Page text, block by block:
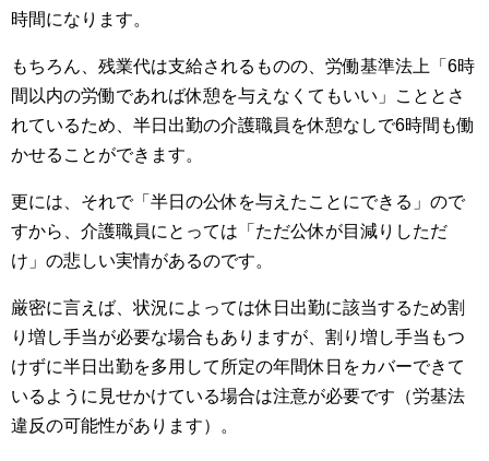
時間になります。
もちろん、残業代は支給されるものの、労働基準法上「6時
間以内の労働であれば休憩を与えなくてもいい」こととさ
れているため、半日出勤の介護職員を休憩なしで6時間も働
かせることができます。
更には、それで「半日の公休を与えたことにできる」ので
すから、介護職員にとっては「ただ公休が目減りしただ
け」の悲しい実情があるのです。
厳密に言えば、状況によっては休日出勤に該当するため割
り増し手当が必要な場合もありますが、割り増し手当もつ
けずに半日出勤を多用して所定の年間休日をカバーできて
いるように見せかけている場合は注意が必要です（労基法
違反の可能性があります）。